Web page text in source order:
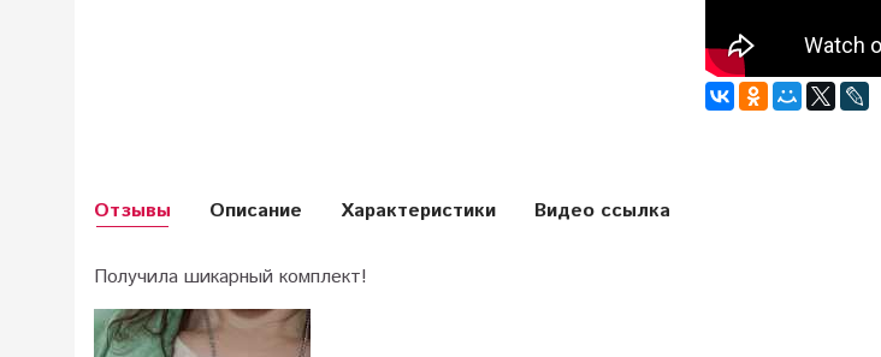
Отзывы
Получила шикарный комплект!
Описание Характеристики Видео ссылка